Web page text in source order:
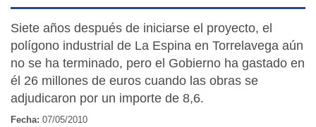
Siete años después de iniciarse el proyecto, el
polígono industrial de La Espina en Torrelavega aún
no se ha terminado, pero el Gobierno ha gastado en
él 26 millones de euros cuando las obras se
adjudicaron por un importe de 8,6.
Fecha: 07/05/2010